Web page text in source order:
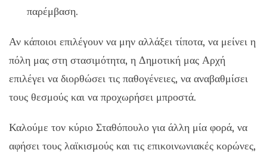
παρέμβαση.
Αν κάποιοι επιλέγουν να μην αλλάξει τίποτα, να μείνει η
πόλη μας στη στασιμότητα, η Δημοτική μας Αρχή
επιλέγει να διορθώσει τις παθογένειες, να αναβαθμίσει
τους θεσμούς και να προχωρήσει μπροστά.
Καλούμε τον κύριο Σταθόπουλο για άλλη μία φορά, να
αφήσει τους λαϊκισμούς και τις επικοινωνιακές κορώνες,